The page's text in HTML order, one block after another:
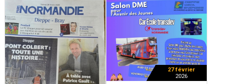
27 février
2026